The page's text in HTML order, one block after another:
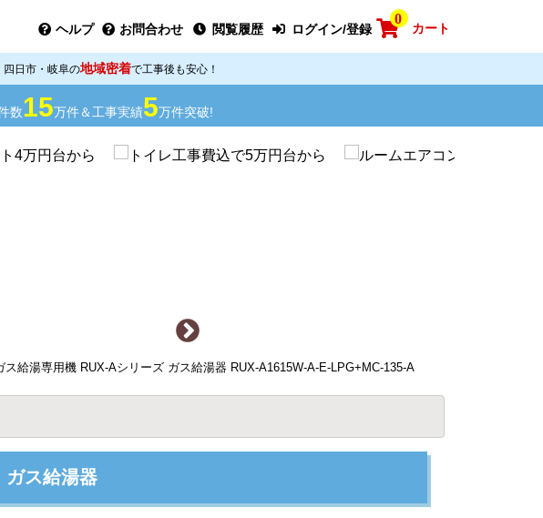
ヘルプ お問合わせ 閲覧履歴 ログイン/登録
0
カート
四日市・岐阜の地域密着で工事後も安心！
数15万件＆工事実績5万件突破!
ス給湯専用機 RUX-Aシリーズ ガス給湯器 RUX-A1615W-A-E-LPG+MC-135-A
ガス給湯器